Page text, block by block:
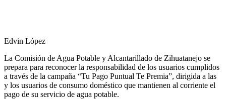
Edvin López
La Comisión de Agua Potable y Alcantarillado de Zihuatanejo se
prepara para reconocer la responsabilidad de los usuarios cumplidos
a través de la campaña “Tu Pago Puntual Te Premia”, dirigida a las
y los usuarios de consumo doméstico que mantienen al corriente el
pago de su servicio de agua potable.